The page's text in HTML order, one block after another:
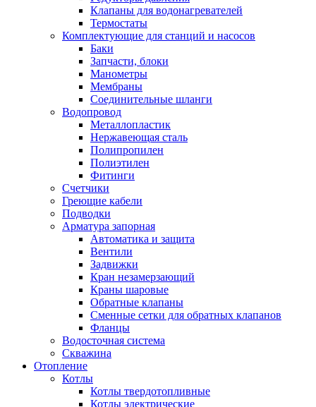
Клапаны для водонагревателей
Термостаты
Комплектующие для станций и насосов
Баки
Запчасти, блоки
Манометры
Мембраны
Соединительные шланги
Водопровод
Металлопластик
Нержавеющая сталь
Полипропилен
Полиэтилен
Фитинги
Счетчики
Греющие кабели
Подводки
Арматура запорная
Автоматика и защита
Вентили
Задвижки
Кран незамерзающий
Краны шаровые
Обратные клапаны
Сменные сетки для обратных клапанов
Фланцы
Водосточная система
Скважина
Отопление
Котлы
Котлы твердотопливные
Котлы электрические